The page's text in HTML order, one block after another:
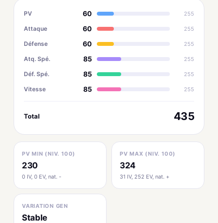
PV 60 255
Attaque 60 255
Défense 60 255
Atq. Spé. 85 255
Déf. Spé. 85 255
Vitesse 85 255
Total 435
PV MIN (NIV. 100)
230
0 IV, 0 EV, nat. -
PV MAX (NIV. 100)
324
31 IV, 252 EV, nat. +
VARIATION GEN
Stable